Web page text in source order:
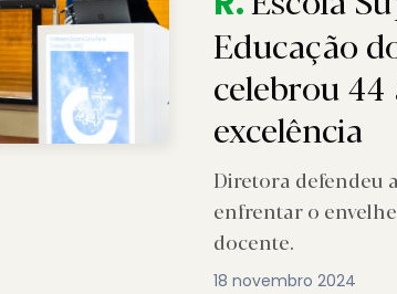
Educação
celebrou 44
excelência
Diretora defendeu
enfrentar o
docente.
18 novembro 2024